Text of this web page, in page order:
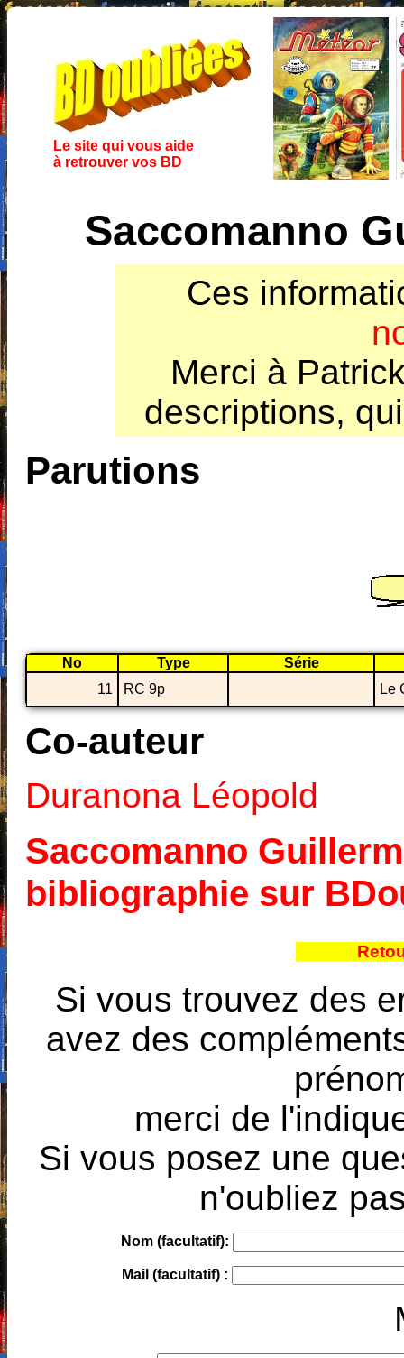
Le site qui vous aide
à retrouver vos BD
Saccomanno
Ces
Merci à
descriptions,
Parutions
No Type
Série
11
RC 9p Le
Co-auteur
Duranona Léopold
Saccomanno
bibliographie sur
Si vous trouvez des
avez des
merci de
Si vous posez une
n'oubliez
Nom (facultatif):
Mail (facultatif) :